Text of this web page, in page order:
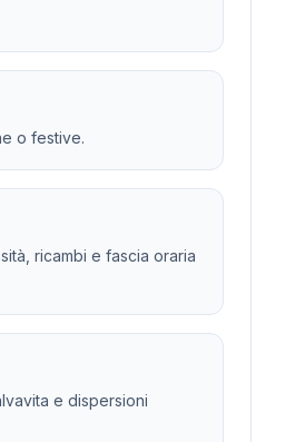
o festive.
ricambi e fascia oraria
e dispersioni